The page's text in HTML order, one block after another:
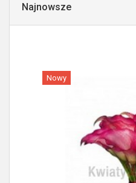
Najnowsze
Nowy